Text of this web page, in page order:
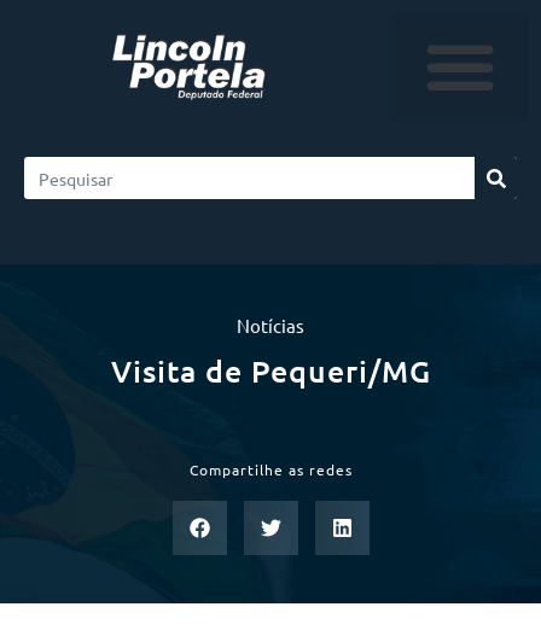
Notícias
Visita de Pequeri/MG
Compartilhe as redes